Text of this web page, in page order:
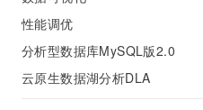
性能调优
分析型数据库MySQL版2.0
云原生数据湖分析DLA